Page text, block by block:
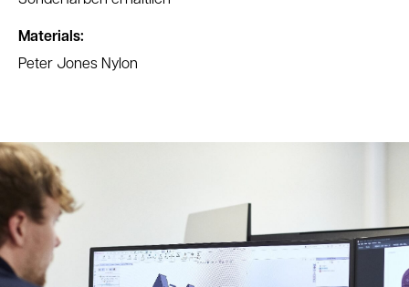
Materials:
Peter Jones Nylon